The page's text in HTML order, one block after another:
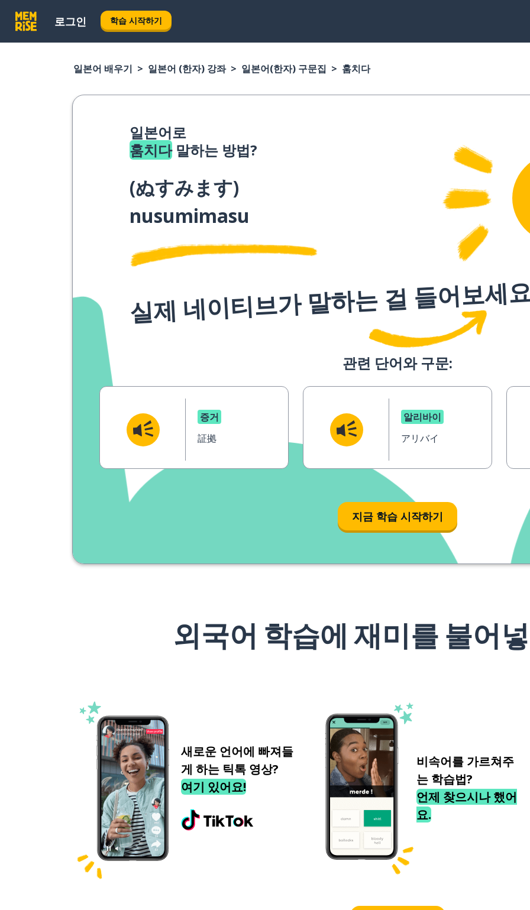
로그인 학습 시작하기
일본어 배우기 일본어 (한자) 강좌 일본어(한자) 구문집 훔치다
일본어로
훔치다말하는 방법?
(ぬすみます)
nusumimasu
실제 네이티브가 말하는 걸 들어보세
관련 단어와 구문:
증거
証拠
알리바이
アリバイ
지금 학습 시작하기
외국어 학습에 재미를 불어
새로운 언어에 빠져들
게 하는 틱톡 영상?
여기 있어요!
비속어를 가르쳐주
는 학습법?
언제 찾으시나 했어
요.